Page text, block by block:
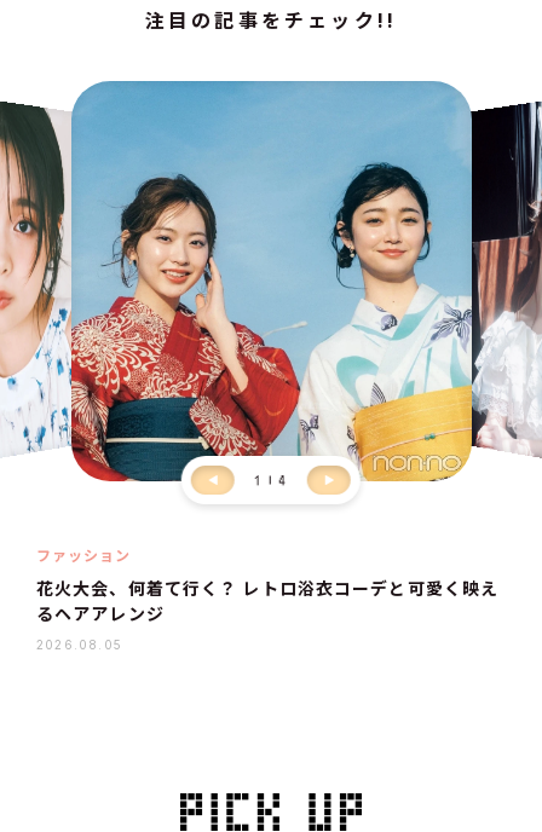
注目の記事をチェック!!
1 4
ファッション
花火大会、何着て行く？ レトロ浴衣コーデと可愛く映え
るヘアアレンジ
2026.08.05